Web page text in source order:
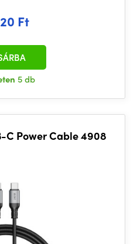
Ft
5 db
C Power Cable 4908